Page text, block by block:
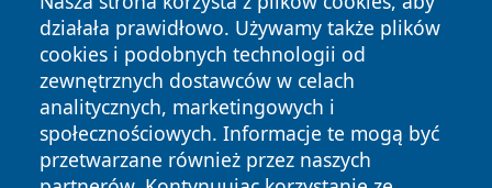
działała prawidłowo. Używamy także plików
cookies i podobnych technologii od
zewnętrznych dostawców w celach
analitycznych, marketingowych i
społecznościowych. Informacje te mogą być
przetwarzane również przez naszych
Copyright © 2026 wiadomosciplock.pl Wszystkie prawa
zastrzeżone.